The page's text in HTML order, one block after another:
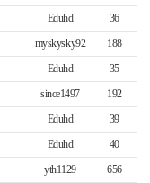
Eduhd
36
myskysky92
188
Eduhd
35
since1497
192
Eduhd
39
Eduhd
40
yth1129 656